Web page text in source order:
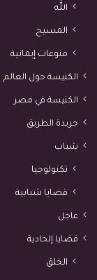
الله
المسيح
منوعات إيمانية
الكنيسة حول العالم
الكنيسة في مصر
جريدة الطريق
شباب
تكنولوجيا
قضايا شبابية
عاجل
قضايا إلحادية
الخلق